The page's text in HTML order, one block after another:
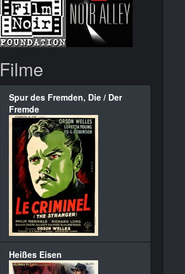
Filme
Spur des Fremden, Die / Der
Fremde
Heißes Eisen